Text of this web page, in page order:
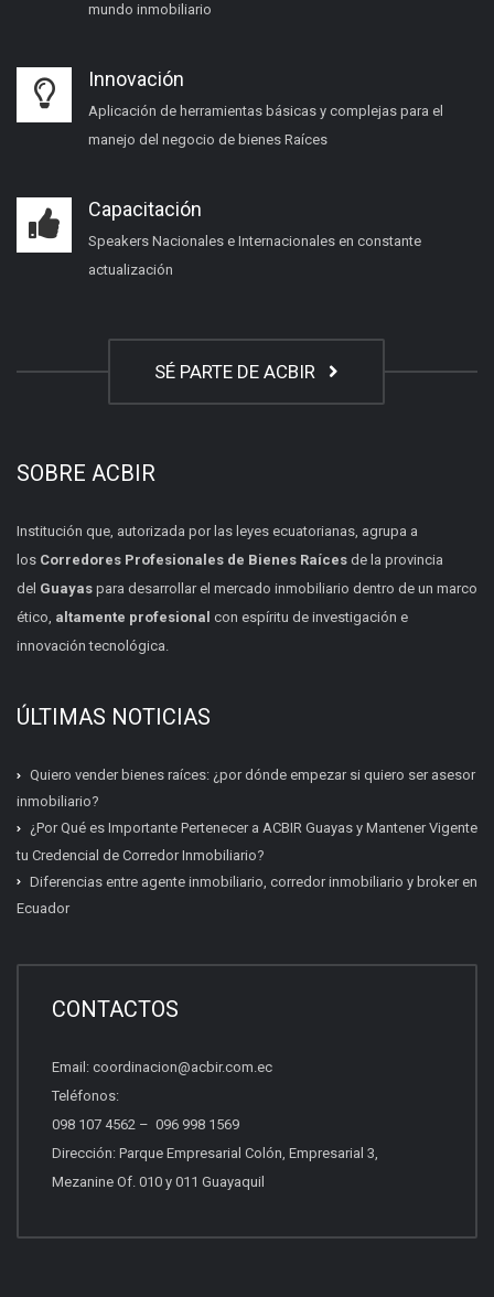
Beneficios del socio
Quiero vender propiedades
mundo inmobiliario
Innovación
Aplicación de herramientas básicas y complejas para el
manejo del negocio de bienes Raíces
Capacitación
Speakers Nacionales e Internacionales en constante
actualización
SÉ PARTE DE ACBIR
SOBRE ACBIR
Institución que, autorizada por las leyes ecuatorianas, agrupa a
los Corredores Profesionales de Bienes Raíces de la provincia
del Guayas para desarrollar el mercado inmobiliario dentro de un marco
ético, altamente profesional con espíritu de investigación e
innovación tecnológica.
ÚLTIMAS NOTICIAS
Quiero vender bienes raíces: ¿por dónde empezar si quiero ser asesor
inmobiliario?
¿Por Qué es Importante Pertenecer a ACBIR Guayas y Mantener Vigente
tu Credencial de Corredor Inmobiliario?
Diferencias entre agente inmobiliario, corredor inmobiliario y broker en
Ecuador
CONTACTOS
Email: coordinacion@acbir.com.ec
Teléfonos:
098 107 4562 – 096 998 1569
Dirección: Parque Empresarial Colón, Empresarial 3,
Mezanine Of. 010 y 011 Guayaquil